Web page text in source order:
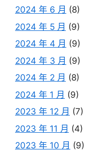
2024 年 6 月 (8)
2024 年 5 月 (9)
2024 年 4 月 (9)
2024 年 3 月 (9)
2024 年 2 月 (8)
2024 年 1 月 (9)
2023 年 12 月 (7)
2023 年 11 月 (4)
2023 年 10 月 (9)